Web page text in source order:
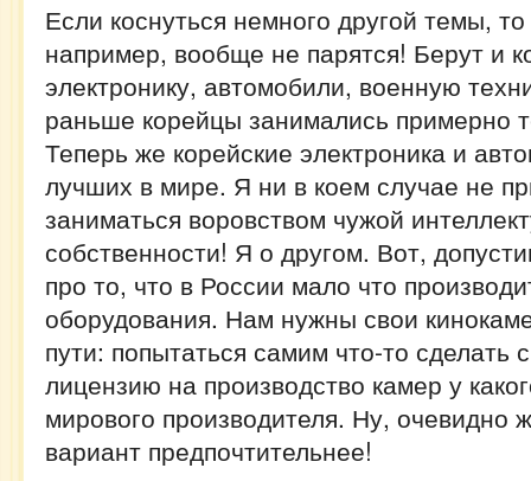
Если коснуться немного другой темы,
например, вообще не парятся! Берут и
электронику, автомобили, военную
раньше корейцы занимались примерно
Теперь же корейские электроника и
лучших в мире. Я ни в коем случае не
заниматься воровством чужой
собственности! Я о другом. Вот,
про то, что в России мало что
оборудования. Нам нужны свои
пути: попытаться самим что-то сделать
лицензию на производство камер у
мирового производителя. Ну, очевидно
вариант предпочтительнее!